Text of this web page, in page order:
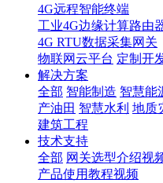
4G远程智能终端
工业4G边缘计算路由
4G RTU数据采集网关
物联网云平台 定制开
解决方案
全部 智能制造 智慧能
产油田 智慧水利 地质
建筑工程
技术支持
全部 网关选型介绍视
产品使用教程视频